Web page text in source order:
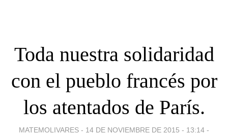
Toda nuestra solidaridad
con el pueblo francés por
los atentados de París.
MATEMOLIVARES - 14 DE NOVIEMBRE DE 2015 - 13:14 -